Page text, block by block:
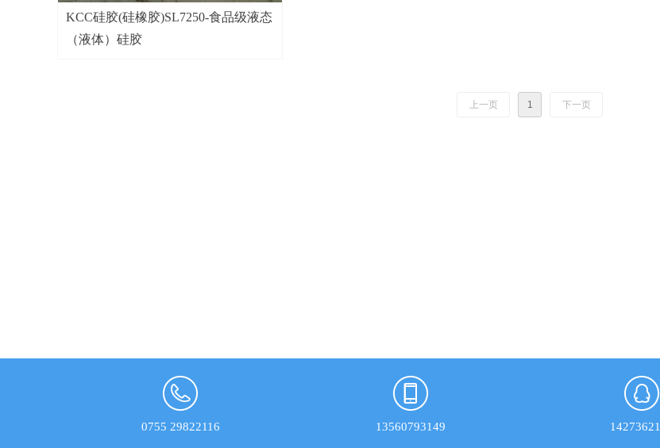
KCC硅胶(硅橡胶)SL7250-食品级液态
（液体）硅胶
上一页 1 下一页
0755 29822116 13560793149